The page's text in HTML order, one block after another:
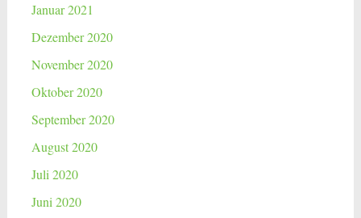
Januar 2021
Dezember 2020
November 2020
Oktober 2020
September 2020
August 2020
Juli 2020
Juni 2020